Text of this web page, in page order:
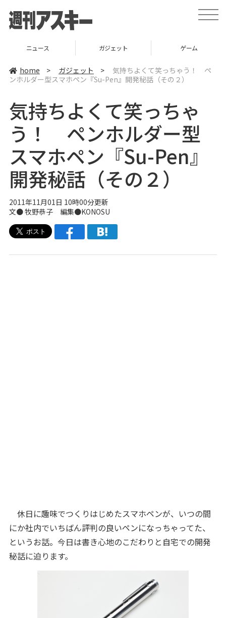
t
o
v
ニュース ガジェット ゲーム
home > ガジェット >
気持ちよくて笑っちゃう！ ペ
ンホルダー型スマホペン『Su-Pen』開発秘話（その２）
気持ちよくて笑っちゃ
う！ ペンホルダー型
スマホペン『Su-Pen』
開発秘話（その２）
2011年11月01日 10時00分更新
文● 牧野恭子 編集●KONOSU
休日に趣味でつくりはじめたスマホペンが、いつの間
にか社内でいちばん評判の良いペンになっちゃってた、
というお話。今日は書き心地のこだわりと自宅での開発
秘話に迫ります。